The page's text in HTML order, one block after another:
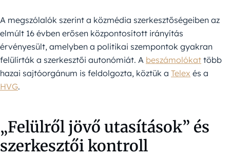
A megszólalók szerint a közmédia szerkesztőségeiben az
elmúlt 16 évben erősen központosított irányítás
érvényesült, amelyben a politikai szempontok gyakran
felülírták a szerkesztői autonómiát. A beszámolókat több
hazai sajtóorgánum is feldolgozta, köztük a Telex és a
HVG.
„Felülről jövő utasítások” és
szerkesztői kontroll